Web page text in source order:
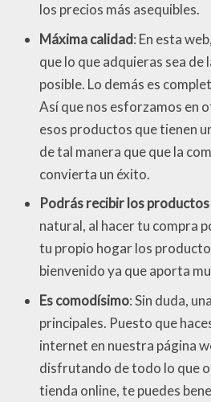
los precios más asequibles.
Máxima calidad: En esta
que lo que adquieras sea de
posible. Lo demás es
Así que nos esforzamos en
esos productos que tienen
de tal manera que que la
convierta un éxito.
Podrás recibir los productos
natural, al hacer tu compra
tu propio hogar los
bienvenido ya que aporta
Es comodísimo: Sin duda,
principales. Puesto que
internet en nuestra página
disfrutando de todo lo que
tienda online, te puedes